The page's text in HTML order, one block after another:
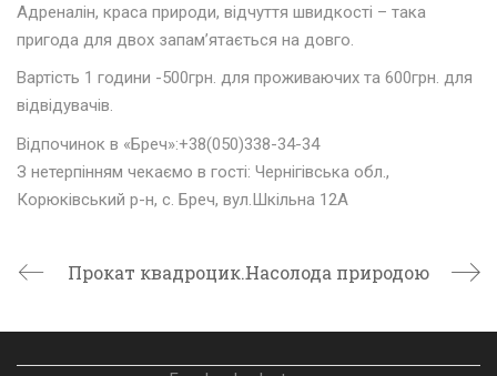
Адреналін, краса природи, відчуття швидкості – така
пригода для двох запам’ятається на довго.
Вартість 1 години -500грн. для проживаючих та 600грн. для
відвідувачів.
Відпочинок в «Бреч»:+38(050)338-34-34
З нетерпінням чекаємо в гості: Чернігівська обл.,
Корюківський р-н, с. Бреч, вул.Шкільна 12А
Прокат квадроциклівНасолода природою